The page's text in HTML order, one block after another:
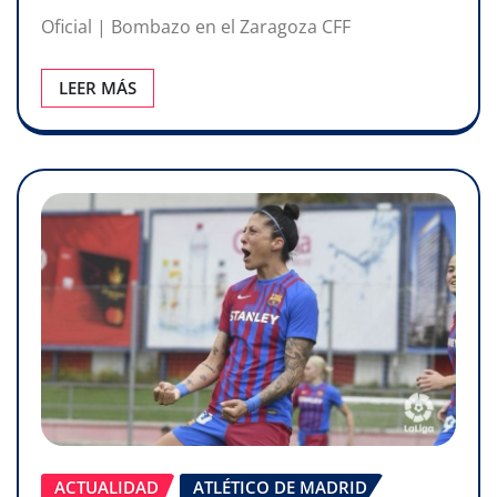
Oficial | Bombazo en el Zaragoza CFF ​
LEER MÁS
ACTUALIDAD ATLÉTICO DE MADRID